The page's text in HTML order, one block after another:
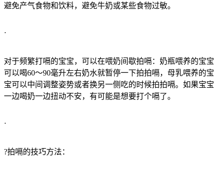
避免产气食物和饮料，避免牛奶或某些食物过敏。
·
对于频繁打嗝的宝宝，可以在喂奶间歇拍嗝：奶瓶喂养的宝宝
可以喝60～90毫升左右奶水就暂停一下拍拍嗝，母乳喂养的宝
宝可以中间调整姿势或者换另一侧吃的时候拍拍嗝。如果宝宝
一边喝奶一边扭动不安，有可能是想要打个嗝了。
·
?拍嗝的技巧方法：